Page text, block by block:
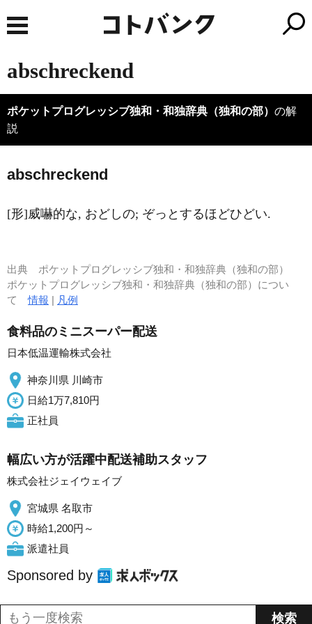
abschreckend
ポケットプログレッシブ独和・和独辞典（独和の部） の解
説
abschreckend
[形]威嚇的な, おどしの; ぞっとするほどひどい.
出典 ポケットプログレッシブ独和・和独辞典（独和の部）
ポケットプログレッシブ独和・和独辞典（独和の部）につい
て情報 | 凡例
食料品のミニスーパー配送
日本低温運輸株式会社
神奈川県 川崎市
日給1万7,810円
正社員
幅広い方が活躍中配送補助スタッフ
株式会社ジェイウェイブ
宮城県 名取市
時給1,200円～
派遣社員
Sponsored by